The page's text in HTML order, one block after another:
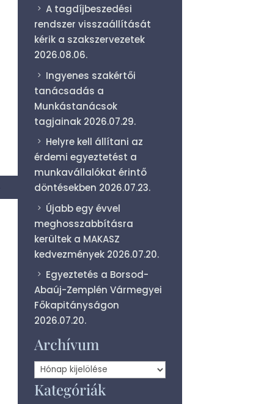
A tagdíjbeszedési
rendszer visszaállítását
kérik a szakszervezetek
2026.08.06.
Ingyenes szakértői
tanácsadás a
Munkástanácsok
tagjainak 2026.07.29.
Helyre kell állítani az
érdemi egyeztetést a
munkavállalókat érintő
döntésekben 2026.07.23.
Újabb egy évvel
meghosszabbításra
kerültek a MAKASZ
kedvezmények 2026.07.20.
Egyeztetés a Borsod-
Abaúj-Zemplén Vármegyei
Főkapitányságon
2026.07.20.
Archívum
Archívum
Kategóriák